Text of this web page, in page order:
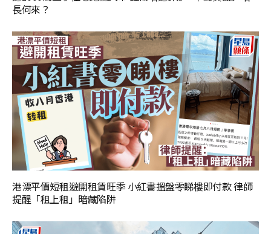
長何來？
港漂平價短租避開租賃旺季 小紅書搵盤零睇樓即付款 律師
提醒「租上租」暗藏陷阱